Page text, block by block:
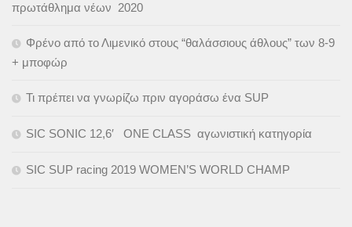
πρωτάθλημα νέων 2020
Φρένο από το Λιμενικό στους “θαλάσσιους άθλους” των 8-9
+ μποφώρ
Τι πρέπει να γνωρίζω πριν αγοράσω ένα SUP
SIC SONIC 12,6′ ONE CLASS αγωνιστική κατηγορία
SIC SUP racing 2019 WOMEN’S WORLD CHAMP